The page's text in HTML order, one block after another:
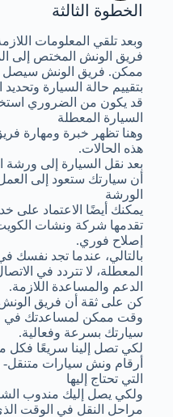
الخطوة الثالثة
وبعد تلقي المعلومات
فريق الونش المختص إلى
ممكن. فريق الونش سيصل
بتقييم حالة السيارة وتحديد
قد يكون من الضروري
السيارة المعطلة
وهنا تظهر خبرة ومهارة
هذه الحالات.
بعد نقل السيارة إلى ورشة
أن سيارتك ستعود إلى
الورشة
يمكنك أيضًا الاعتماد على
تقدمها شركة ونشات
إصلاح فوري.
بالتالي، عندما تجد نفسك
المعطلة، لا تتردد في
الدعم والمساعدة اللازمة.
كن على ثقة أن فريق
وقت ممكن لمساعدتك في
سيارتك بسرعة وفعالية.
لكي تصل إلينا سريعًا فكل
أرقام ونش سيارات
التي تحتاج إليها
ولكي يصل إليك مندوب
مراحل النقل في الوقت